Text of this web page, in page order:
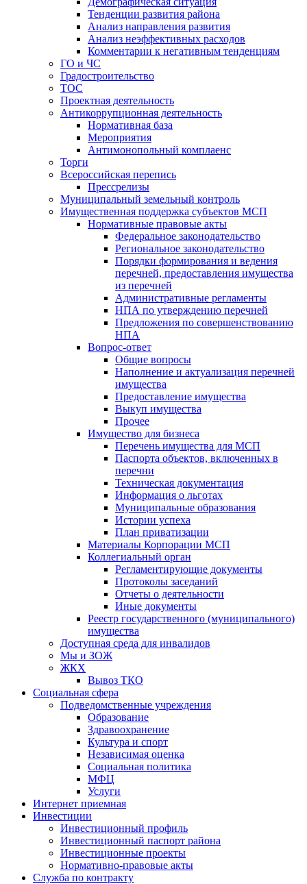
Тенденции развития района
Анализ направления развития
Анализ неэффективных расходов
Комментарии к негативным тенденциям
ГО и ЧС
Градостроительство
ТОС
Проектная деятельность
Антикоррупционная деятельность
Нормативная база
Мероприятия
Антимонопольный комплаенс
Торги
Всероссийская перепись
Прессрелизы
Муниципальный земельный контроль
Имущественная поддержка субъектов МСП
Нормативные правовые акты
Федеральное законодательство
Региональное законодательство
Порядки формирования и ведения
перечней, предоставления имущества
из перечней
Административные регламенты
НПА по утверждению перечней
Предложения по совершенствованию
НПА
Вопрос-ответ
Общие вопросы
Наполнение и актуализация перечней
имущества
Предоставление имущества
Выкуп имущества
Прочее
Имущество для бизнеса
Перечень имущества для МСП
Паспорта объектов, включенных в
перечни
Техническая документация
Информация о льготах
Муниципальные образования
Истории успеха
План приватизации
Материалы Корпорации МСП
Коллегиальный орган
Регламентирующие документы
Протоколы заседаний
Отчеты о деятельности
Иные документы
Реестр государственного (муниципального)
имущества
Доступная среда для инвалидов
Мы и ЗОЖ
ЖКХ
Вывоз ТКО
Социальная сфера
Подведомственные учреждения
Образование
Здравоохранение
Культура и спорт
Независимая оценка
Социальная политика
МФЦ
Услуги
Интернет приемная
Инвестиции
Инвестиционный профиль
Инвестиционный паспорт района
Инвестиционные проекты
Нормативно-правовые акты
Служба по контракту